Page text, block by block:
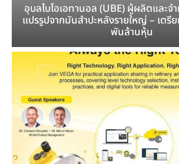
อุบลไบโอเอทานอล (UBE) ผู้ผลิตและ
แปรรูปจากมันสำปะหลังรายใหญ่ – เตรี
พันล้านหุ้น